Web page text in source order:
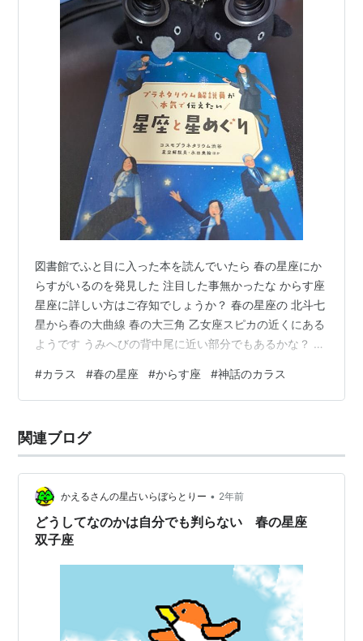
図書館でふと目に入った本を読んでいたら 春の星座にか
らすがいるのを発見した 注目した事無かったな からす座
星座に詳しい方はご存知でしょうか？ 春の星座の 北斗七
星から春の大曲線 春の大三角 乙女座スピカの近くにある
ようです うみへびの背中尾に近い部分でもあるかな？ 星
て散歩に出ないと(怪しくない？） 5月の末なら20時頃に
見えるそうなので探してみようかと思いますが 昨日も今
空のカラスさん！！見つけれるよう夜も空を見上げます
本を読んでいて なるほど、ギリシャ神のカラスさんでし
#カラス #春の星座 #からす座 #神話のカラス
関連ブログ
かえるさんの星占いらぼらとりー • 2年前
どうしてなのかは自分でも判らない 春の星座
双子座